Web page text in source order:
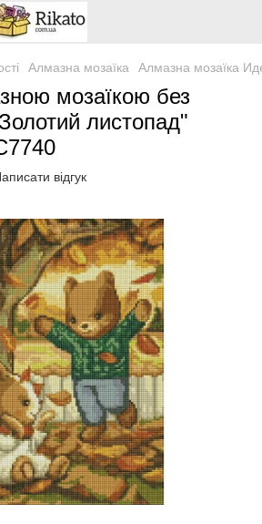
Алмазна мозаїка Алмазна мозаїка
мозаїкою без
листопад"
відгук